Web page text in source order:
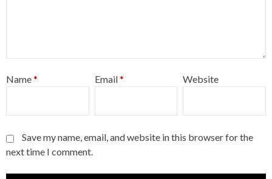
Name* Email* Website
Save my name, email, and website in this browser for the
next time I comment.